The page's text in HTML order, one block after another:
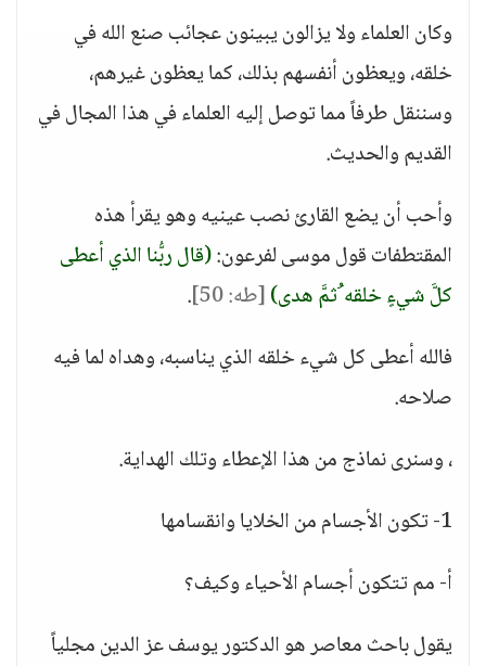
وكان العلماء ولا يزالون يبينون عجائب صنع الله في
خلقه، ويعظون أنفسهم بذلك، كما يعظون غيرهم،
وسننقل طرفاً مما توصل إليه العلماء في هذا المجال في
القديم والحديث.
وأحب أن يضع القارئ نصب عينيه وهو يقرأ هذه
المقتطفات قول موسى لفرعون:(قال ربُّنا الذي أعطى
كلَّ شيءٍ خلقه ُثمَّ هدى)[طه: 50]
.
فالله أعطى كل شيء خلقه الذي يناسبه، وهداه لما فيه
صلاحه.
، وسنرى نماذج من هذا الإعطاء وتلك الهداية.
1- تكون الأجسام من الخلايا وانقسامها
أ- مم تتكون أجسام الأحياء وكيف؟
يقول باحث معاصر هو الدكتور يوسف عز الدين مجلياً